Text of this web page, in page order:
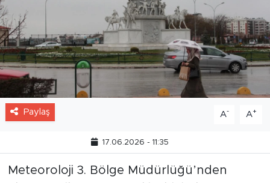
Paylaş A- A+
17.06.2026 - 11:35
Meteoroloji 3. Bölge Müdürlüğü’nden